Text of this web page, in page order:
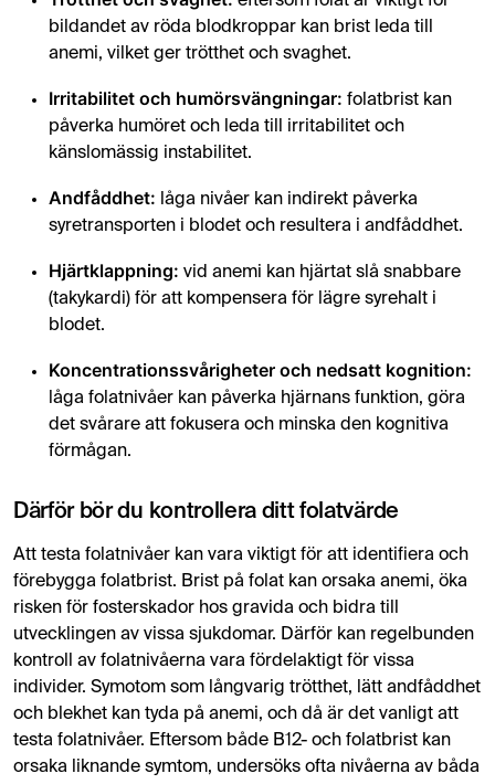
bildandet av röda blodkroppar kan brist leda till
anemi, vilket ger trötthet och svaghet.
Irritabilitet och humörsvängningar: folatbrist kan
påverka humöret och leda till irritabilitet och
känslomässig instabilitet.
Andfåddhet: låga nivåer kan indirekt påverka
syretransporten i blodet och resultera i andfåddhet.
Hjärtklappning: vid anemi kan hjärtat slå snabbare
(takykardi) för att kompensera för lägre syrehalt i
blodet.
Koncentrationssvårigheter och nedsatt kognition:
låga folatnivåer kan påverka hjärnans funktion, göra
det svårare att fokusera och minska den kognitiva
förmågan.
Därför bör du kontrollera ditt folatvärde
Att testa folatnivåer kan vara viktigt för att identifiera och
förebygga folatbrist. Brist på folat kan orsaka anemi, öka
risken för fosterskador hos gravida och bidra till
utvecklingen av vissa sjukdomar. Därför kan regelbunden
kontroll av folatnivåerna vara fördelaktigt för vissa
individer. Symotom som långvarig trötthet, lätt andfåddhet
och blekhet kan tyda på anemi, och då är det vanligt att
testa folatnivåer. Eftersom både B12- och folatbrist kan
orsaka liknande symtom, undersöks ofta nivåerna av båda